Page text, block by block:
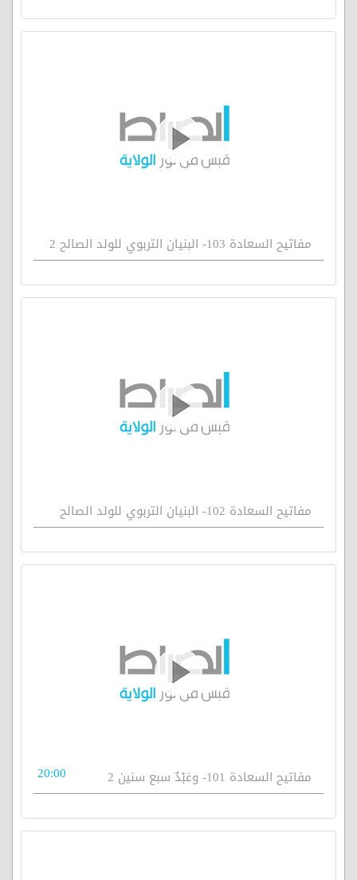
مفاتيح السعادة 103- البنيان التربوي للولد الصالح 2
مفاتيح السعادة 102- البنيان التربوي للولد الصالح
مفاتيح السعادة 101- وعَبْدٌ سبع سنين 2 20:00